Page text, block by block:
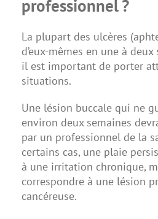
professionnel ?
La plupart des ulcères
d’eux-mêmes en une à
il est important de porter
situations.
Une lésion buccale qui ne
environ deux semaines
par un professionnel de la
certains cas, une plaie
à une irritation chronique,
correspondre à une lésion
cancéreuse.